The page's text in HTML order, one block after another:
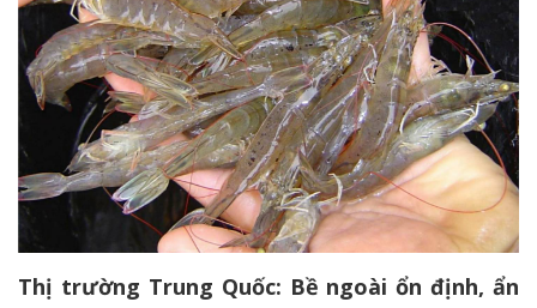
Thị trường Trung Quốc: Bề ngoài ổn định, ẩn